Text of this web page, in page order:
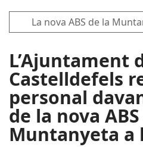
La nova ABS de la
L’Ajuntament
Castelldefels
personal
de la nova
Muntanyeta a